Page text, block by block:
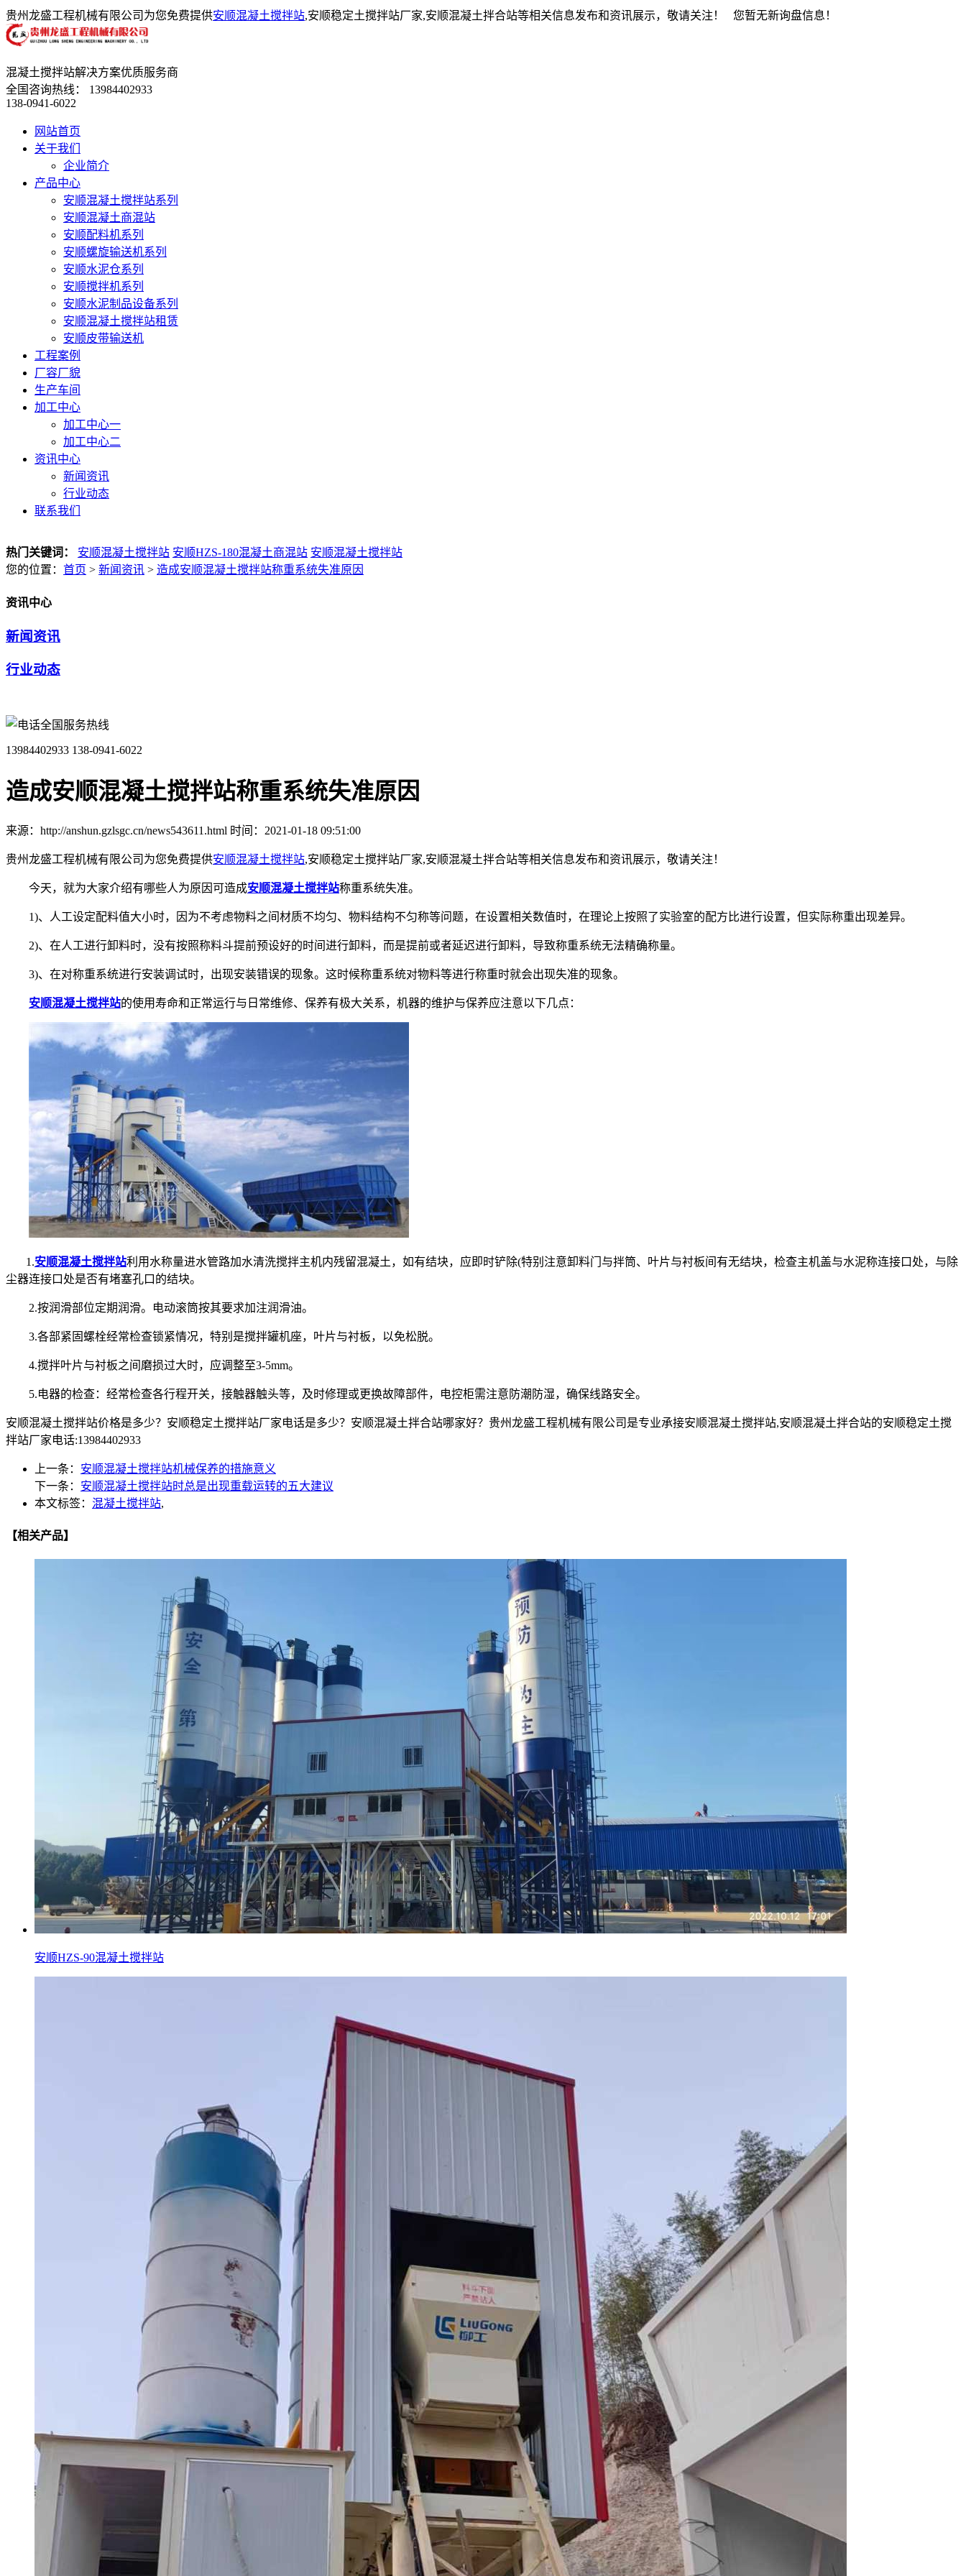
贵州龙盛工程机械有限公司为您免费提供安顺混凝土搅拌站,安顺稳定土搅拌站厂家,安顺混凝土拌合站等相关信息发布和资讯展示，敬请关注！ 您暂无新询盘信息！
混凝土搅拌站解决方案优质服务商
全国咨询热线： 13984402933
138-0941-6022
网站首页
关于我们
企业简介
产品中心
安顺混凝土搅拌站系列
安顺混凝土商混站
安顺配料机系列
安顺螺旋输送机系列
安顺水泥仓系列
安顺搅拌机系列
安顺水泥制品设备系列
安顺混凝土搅拌站租赁
安顺皮带输送机
工程案例
厂容厂貌
生产车间
加工中心
加工中心一
加工中心二
资讯中心
新闻资讯
行业动态
联系我们
热门关键词： 安顺混凝土搅拌站 安顺HZS-180混凝土商混站 安顺混凝土搅拌站
您的位置： 首页 > 新闻资讯 > 造成安顺混凝土搅拌站称重系统失准原因
资讯中心
新闻资讯
行业动态
全国服务热线
13984402933 138-0941-6022
造成安顺混凝土搅拌站称重系统失准原因
来源：http://anshun.gzlsgc.cn/news543611.html 时间：2021-01-18 09:51:00
贵州龙盛工程机械有限公司为您免费提供安顺混凝土搅拌站,安顺稳定土搅拌站厂家,安顺混凝土拌合站等相关信息发布和资讯展示，敬请关注！
今天，就为大家介绍有哪些人为原因可造成安顺混凝土搅拌站称重系统失准。
1)、人工设定配料值大小时，因为不考虑物料之间材质不均匀、物料结构不匀称等问题，在设置相关数值时，在理论上按照了实验室的配方比进行设置，但实际称重出现差异。
2)、在人工进行卸料时，没有按照称料斗提前预设好的时间进行卸料，而是提前或者延迟进行卸料，导致称重系统无法精确称量。
3)、在对称重系统进行安装调试时，出现安装错误的现象。这时候称重系统对物料等进行称重时就会出现失准的现象。
安顺混凝土搅拌站的使用寿命和正常运行与日常维修、保养有极大关系，机器的维护与保养应注意以下几点：
1.安顺混凝土搅拌站利用水称量进水管路加水清洗搅拌主机内残留混凝土，如有结块，应即时铲除(特别注意卸料门与拌筒、叶片与衬板间有无结块，检查主机盖与水泥称连接口处，与除
尘器连接口处是否有堵塞孔口的结块。
2.按润滑部位定期润滑。电动滚筒按其要求加注润滑油。
3.各部紧固螺栓经常检查锁紧情况，特别是搅拌罐机座，叶片与衬板，以免松脱。
4.搅拌叶片与衬板之间磨损过大时，应调整至3-5mm。
5.电器的检查：经常检查各行程开关，接触器触头等，及时修理或更换故障部件，电控柜需注意防潮防湿，确保线路安全。
安顺混凝土搅拌站价格是多少？安顺稳定土搅拌站厂家电话是多少？安顺混凝土拌合站哪家好？贵州龙盛工程机械有限公司是专业承接安顺混凝土搅拌站,安顺混凝土拌合站的安顺稳定土搅
拌站厂家电话:13984402933
上一条： 安顺混凝土搅拌站机械保养的措施意义
下一条： 安顺混凝土搅拌站时总是出现重载运转的五大建议
本文标签： 混凝土搅拌站,
【相关产品】
安顺HZS-90混凝土搅拌站